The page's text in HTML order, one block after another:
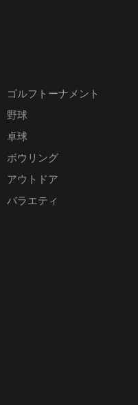
ゴルフトーナメント
野球
卓球
ボウリング
アウトドア
バラエティ